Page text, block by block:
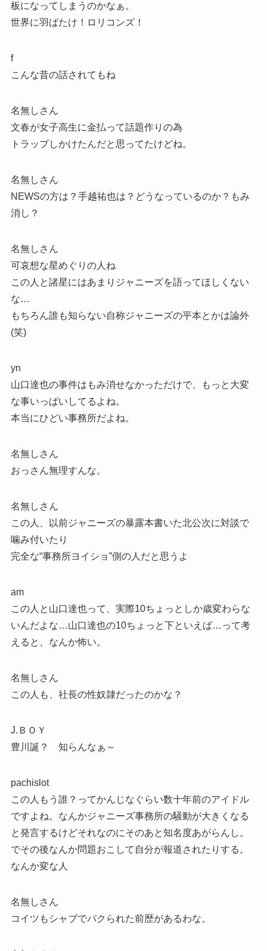
板になってしまうのかなぁ。
世界に羽ばたけ！ロリコンズ！
f
こんな昔の話されてもね
名無しさん
文春が女子高生に金払って話題作りの為
トラップしかけたんだと思ってたけどね。
名無しさん
NEWSの方は？手越祐也は？どうなっているのか？もみ
消し？
名無しさん
可哀想な星めぐりの人ね
この人と諸星にはあまりジャニーズを語ってほしくない
な…
もちろん誰も知らない自称ジャニーズの平本とかは論外
(笑)
yn
山口達也の事件はもみ消せなかっただけで、もっと大変
な事いっぱいしてるよね。
本当にひどい事務所だよね。
名無しさん
おっさん無理すんな。
名無しさん
この人、以前ジャニーズの暴露本書いた北公次に対談で
噛み付いたり
完全な“事務所ヨイショ”側の人だと思うよ
am
この人と山口達也って、実際10ちょっとしか歳変わらな
いんだよな…山口達也の10ちょっと下といえば…って考
えると、なんか怖い。
名無しさん
この人も、社長の性奴隷だったのかな？
J.ＢＯＹ
豊川誕？ 知らんなぁ～
pachislot
この人もう誰？ってかんじなぐらい数十年前のアイドル
ですよね。なんかジャニーズ事務所の騒動が大きくなる
と発言するけどそれなのにそのあと知名度あがらんし。
でその後なんか問題おこして自分が報道されたりする。
なんか変な人
名無しさん
コイツもシャブでパクられた前歴があるわな。